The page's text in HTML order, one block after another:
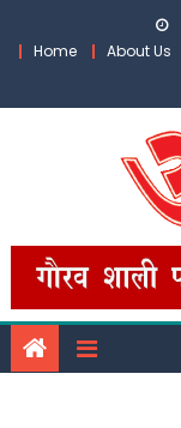
Home
About Us